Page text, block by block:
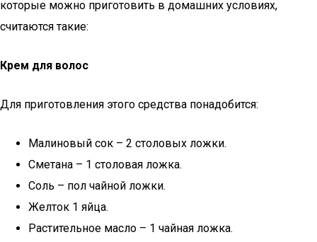
которые можно приготовить в домашних условиях,
считаются такие:
Крем для волос
Для приготовления этого средства понадобится:
Малиновый сок – 2 столовых ложки.
Сметана – 1 столовая ложка.
Соль – пол чайной ложки.
Желток 1 яйца.
Растительное масло – 1 чайная ложка.